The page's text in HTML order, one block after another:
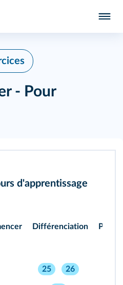
- Pour
d'apprentissage
Différenciation Pour
25 26